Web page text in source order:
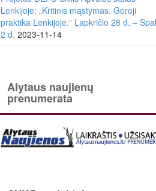
Lenkijoje: „Kritinis mąstymas. Geroji
praktika Lenkijoje.“ Lapkričio 28 d. –
2 d. 2023-11-14
Alytaus naujienų
prenumerata